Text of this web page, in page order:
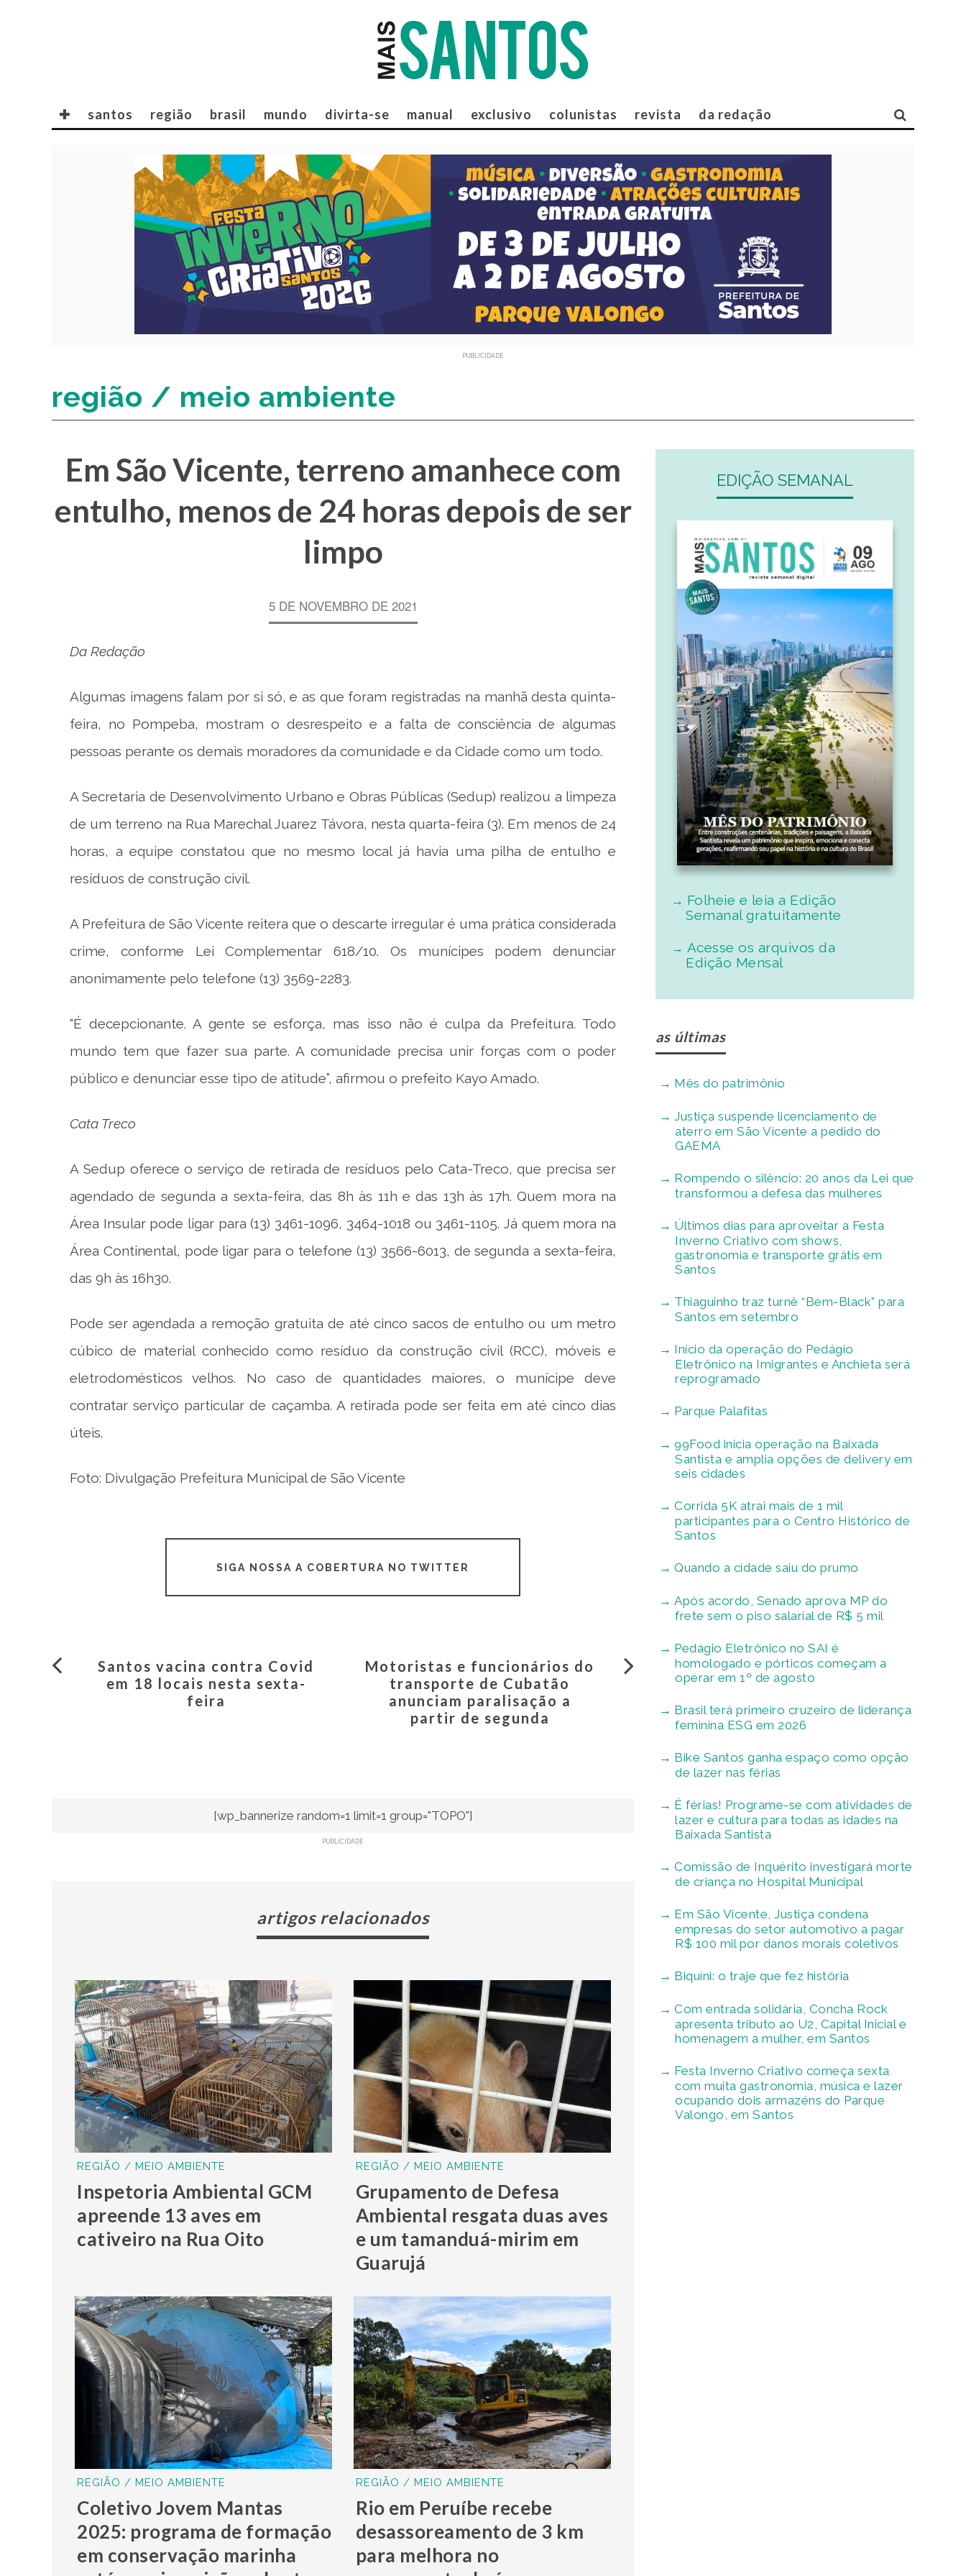
✚ santos região brasil mundo divirta-se manual exclusivo colunistas revista da redação
PUBLICIDADE
região / meio ambiente
Em São Vicente, terreno amanhece com
entulho, menos de 24 horas depois de ser
limpo
5 DE NOVEMBRO DE 2021
Da Redação
Algumas imagens falam por si só, e as que foram registradas na manhã desta quinta-
feira, no Pompeba, mostram o desrespeito e a falta de consciência de algumas
pessoas perante os demais moradores da comunidade e da Cidade como um todo.
A Secretaria de Desenvolvimento Urbano e Obras Públicas (Sedup) realizou a limpeza
de um terreno na Rua Marechal Juarez Távora, nesta quarta-feira (3). Em menos de 24
horas, a equipe constatou que no mesmo local já havia uma pilha de entulho e
resíduos de construção civil.
A Prefeitura de São Vicente reitera que o descarte irregular é uma prática considerada
crime, conforme Lei Complementar 618/10. Os munícipes podem denunciar
anonimamente pelo telefone (13) 3569-2283.
“É decepcionante. A gente se esforça, mas isso não é culpa da Prefeitura. Todo
mundo tem que fazer sua parte. A comunidade precisa unir forças com o poder
público e denunciar esse tipo de atitude”, afirmou o prefeito Kayo Amado.
Cata Treco
A Sedup oferece o serviço de retirada de resíduos pelo Cata-Treco, que precisa ser
agendado de segunda a sexta-feira, das 8h às 11h e das 13h às 17h. Quem mora na
Área Insular pode ligar para (13) 3461-1096, 3464-1018 ou 3461-1105. Já quem mora na
Área Continental, pode ligar para o telefone (13) 3566-6013, de segunda a sexta-feira,
das 9h às 16h30.
Pode ser agendada a remoção gratuita de até cinco sacos de entulho ou um metro
cúbico de material conhecido como resíduo da construção civil (RCC), móveis e
eletrodomésticos velhos. No caso de quantidades maiores, o munícipe deve
contratar serviço particular de caçamba. A retirada pode ser feita em até cinco dias
úteis.
Foto: Divulgação Prefeitura Municipal de São Vicente
SIGA NOSSA A COBERTURA NO TWITTER
Santos vacina contra Covid
em 18 locais nesta sexta-
feira
Motoristas e funcionários do
transporte de Cubatão
anunciam paralisação a
partir de segunda
[wp_bannerize random=1 limit=1 group="TOPO"]
PUBLICIDADE
artigos relacionados
REGIÃO / MEIO AMBIENTE
Inspetoria Ambiental GCM
apreende 13 aves em
cativeiro na Rua Oito
REGIÃO / MEIO AMBIENTE
Grupamento de Defesa
Ambiental resgata duas aves
e um tamanduá-mirim em
Guarujá
REGIÃO / MEIO AMBIENTE
Coletivo Jovem Mantas
2025: programa de formação
em conservação marinha
REGIÃO / MEIO AMBIENTE
Rio em Peruíbe recebe
desassoreamento de 3 km
para melhora no
EDIÇÃO SEMANAL
Folheie e leia a Edição
Semanal gratuitamente
Acesse os arquivos da
Edição Mensal
as últimas
Mês do patrimônio
Justiça suspende licenciamento de
aterro em São Vicente a pedido do
GAEMA
Rompendo o silêncio: 20 anos da Lei que
transformou a defesa das mulheres
Últimos dias para aproveitar a Festa
Inverno Criativo com shows,
gastronomia e transporte grátis em
Santos
Thiaguinho traz turnê “Bem-Black” para
Santos em setembro
Início da operação do Pedágio
Eletrônico na Imigrantes e Anchieta será
reprogramado
Parque Palafitas
99Food inicia operação na Baixada
Santista e amplia opções de delivery em
seis cidades
Corrida 5K atrai mais de 1 mil
participantes para o Centro Histórico de
Santos
Quando a cidade saiu do prumo
Após acordo, Senado aprova MP do
frete sem o piso salarial de R$ 5 mil
Pedágio Eletrônico no SAI é
homologado e pórticos começam a
operar em 1º de agosto
Brasil terá primeiro cruzeiro de liderança
feminina ESG em 2026
Bike Santos ganha espaço como opção
de lazer nas férias
É férias! Programe-se com atividades de
lazer e cultura para todas as idades na
Baixada Santista
Comissão de Inquérito investigará morte
de criança no Hospital Municipal
Em São Vicente, Justiça condena
empresas do setor automotivo a pagar
R$ 100 mil por danos morais coletivos
Biquíni: o traje que fez história
Com entrada solidária, Concha Rock
apresenta tributo ao U2, Capital Inicial e
homenagem a mulher, em Santos
Festa Inverno Criativo começa sexta
com muita gastronomia, música e lazer
ocupando dois armazéns do Parque
Valongo, em Santos